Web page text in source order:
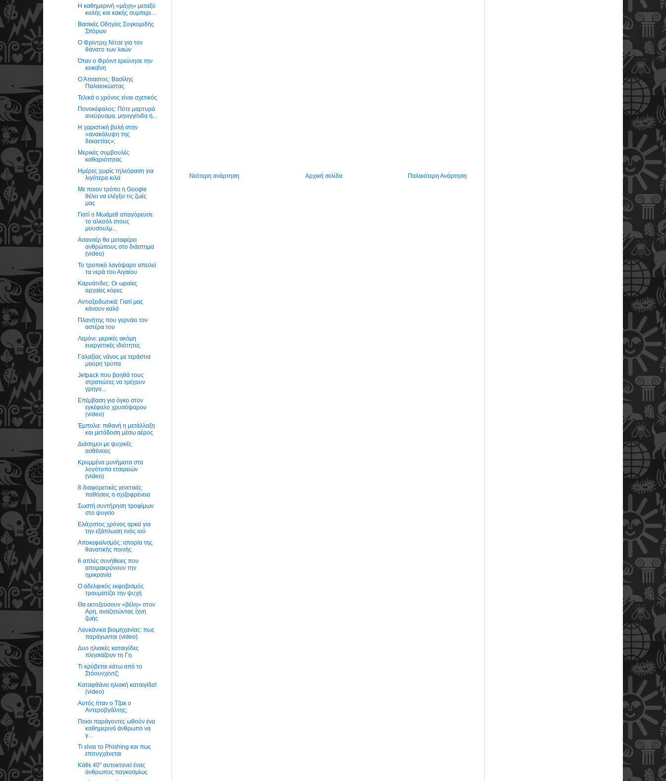
Νεότερη ανάρτηση Παλαιότερη Ανάρτηση
Αρχική σελίδα
Η καθημερινή «μάχη» μεταξύ
καλής και κακής συμπερι...
Bασικές Oδηγίες Συγκομιδής
Σπόρων
Ο Φρίντριχ Νίτσε για τον
θάνατο των λαών
Όταν ο Φρόιντ ερεύνησε την
κοκαΐνη
Ο Άπιαστος: Βασίλης
Παλαιοκώστας
Τελικά ο χρόνος είναι σχετικός
Πονοκέφαλος: Πότε μαρτυρά
ανεύρυσμα, μηνιγγίτιδα ή...
Η χαριστική βολή στην
«ανακάλυψη της
δεκαετίας»;
Μερικές συμβουλές
καθαριότητας
Ημέρες χωρίς τηλεόραση για
λιγότερα κιλά
Με ποιον τρόπο η Google
θέλει να ελέγξει τις ζωές
μας
Γιατί ο Μωάμεθ απαγόρευσε
το αλκοόλ στους
μουσουλμ...
Ασανσέρ θα μεταφέρει
ανθρώπους στο διάστημα
(video)
Το τροπικό λαγόψαρο απειλεί
τα νερά του Αιγαίου
Καρυάτιδες: Οι ωραίες
αρχαίες κόρες
Αντιοξειδωτικά: Γιατί μας
κάνουν καλό
Πλανήτης που γερνάει τον
αστέρα του
Λεμόνι: μερικές ακόμη
ευεργετικές ιδιότητες
Γαλαξίας νάνος με τεράστια
μαύρη τρύπα
Jetpack που βοηθά τους
στρατιώτες να τρέχουν
γρηγο...
Επέμβαση για όγκο στον
εγκέφαλο χρυσόψαρου
(video)
Έμπολα: πιθανή η μετάλλαξη
και μετάδοση μέσω αέρος
Διάσημοι με ψυχικές
ασθένειες
Kρυμμένα μυνήματα στα
λογότυπα εταιρειών
(video)
8 διαφορετικές γενετικές
παθήσεις η σχιζοφρένεια
Σωστή συντήρηση τροφίμων
στο ψυγείο
Ελάχιστος χρόνος αρκεί για
την εξάπλωση ενός ιού
Αποκεφαλισμός: ιστορία της
θανατικής ποινής
6 απλές συνήθειες που
απομακρύνουν την
ημικρανία
Ο αδελφικός εκφοβισμός
τραυματίζει την ψυχή
Θα εκτοξεύσουν «βέλη» στον
Αρη, αναζητώντας ίχνη
ζωής
Λουκάνικα βιομηχανίας: πως
παράγωνται (video)
Δυο ηλιακές καταιγίδες
πλησιάζουν τη Γη
Τι κρύβεται κάτω από το
Στόουνχεντζ;
Καταφθάνει ηλιακή καταιγίδα!
(video)
Αυτός ήταν ο Τζακ ο
Αντεροβγάλτης;
Ποιοι παράγοντες ωθούν ένα
καθημερινό άνθρωπο να
γ...
Τι είναι το Phishing και πως
επιτυγχάνεται
Κάθε 40'' αυτοκτονεί ένας
άνθρωπος παγκοσμίως